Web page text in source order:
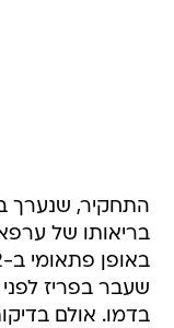
התחקיר, שנערך
בריאותו של
שעבר בפריז
בדמו. אולם